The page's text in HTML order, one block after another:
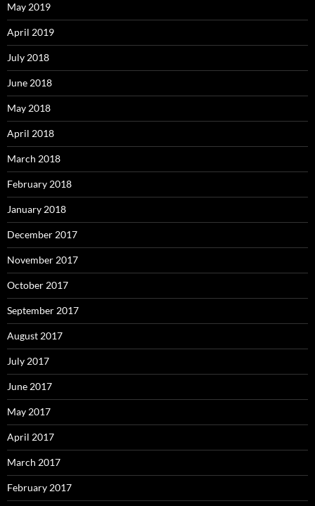
May 2019
April 2019
July 2018
June 2018
May 2018
April 2018
March 2018
February 2018
January 2018
December 2017
November 2017
October 2017
September 2017
August 2017
July 2017
June 2017
May 2017
April 2017
March 2017
February 2017